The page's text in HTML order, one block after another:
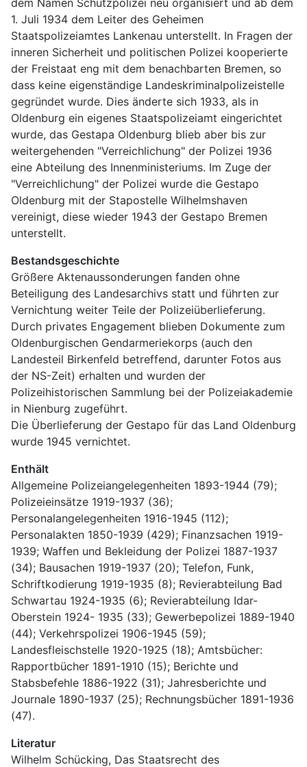
dem Namen Schutzpolizei neu organisiert und ab dem
1. Juli 1934 dem Leiter des Geheimen
Staatspolizeiamtes Lankenau unterstellt. In Fragen der
inneren Sicherheit und politischen Polizei kooperierte
der Freistaat eng mit dem benachbarten Bremen, so
dass keine eigenständige Landeskriminalpolizeistelle
gegründet wurde. Dies änderte sich 1933, als in
Oldenburg ein eigenes Staatspolizeiamt eingerichtet
wurde, das Gestapa Oldenburg blieb aber bis zur
weitergehenden "Verreichlichung" der Polizei 1936
eine Abteilung des Innenministeriums. Im Zuge der
"Verreichlichung" der Polizei wurde die Gestapo
Oldenburg mit der Stapostelle Wilhelmshaven
vereinigt, diese wieder 1943 der Gestapo Bremen
unterstellt.
Bestandsgeschichte
Größere Aktenaussonderungen fanden ohne
Beteiligung des Landesarchivs statt und führten zur
Vernichtung weiter Teile der Polizeiüberlieferung.
Durch privates Engagement blieben Dokumente zum
Oldenburgischen Gendarmeriekorps (auch den
Landesteil Birkenfeld betreffend, darunter Fotos aus
der NS-Zeit) erhalten und wurden der
Polizeihistorischen Sammlung bei der Polizeiakademie
in Nienburg zugeführt.
Die Überlieferung der Gestapo für das Land Oldenburg
wurde 1945 vernichtet.
Enthält
Allgemeine Polizeiangelegenheiten 1893-1944 (79);
Polizeieinsätze 1919-1937 (36);
Personalangelegenheiten 1916-1945 (112);
Personalakten 1850-1939 (429); Finanzsachen 1919-
1939; Waffen und Bekleidung der Polizei 1887-1937
(34); Bausachen 1919-1937 (20); Telefon, Funk,
Schriftkodierung 1919-1935 (8); Revierabteilung Bad
Schwartau 1924-1935 (6); Revierabteilung Idar-
Oberstein 1924- 1935 (33); Gewerbepolizei 1889-1940
(44); Verkehrspolizei 1906-1945 (59);
Landesfleischstelle 1920-1925 (18); Amtsbücher:
Rapportbücher 1891-1910 (15); Berichte und
Stabsbefehle 1886-1922 (31); Jahresberichte und
Journale 1890-1937 (25); Rechnungsbücher 1891-1936
(47).
Literatur
Wilhelm Schücking, Das Staatsrecht des